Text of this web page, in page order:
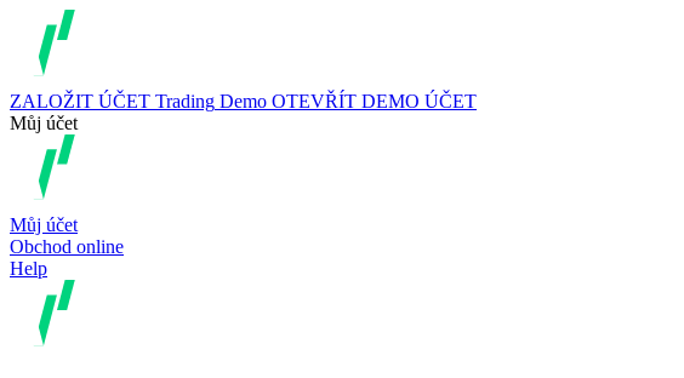
ZALOŽIT ÚČET Trading Demo OTEVŘÍT DEMO ÚČET
Můj účet
Můj účet
Obchod online
Help